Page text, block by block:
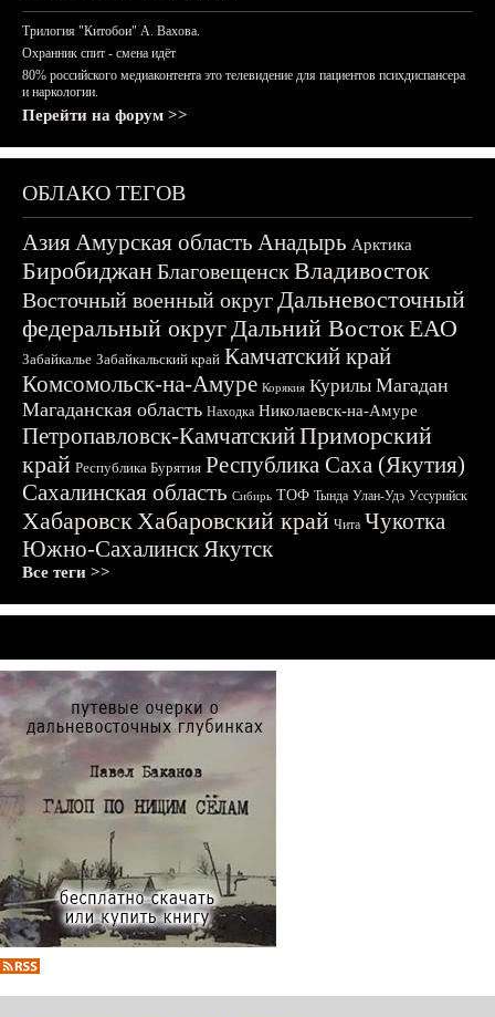
Трилогия "Китобои" А. Вахова.
Охранник спит - смена идёт
80% российского медиаконтента это телевидение для пациентов психдиспансера
и наркологии.
Перейти на форум >>
ОБЛАКО ТЕГОВ
АзияАмурская область Анадырь Арктика
БиробиджанБлаговещенскВладивосток
Восточный военный округДальневосточный
федеральный округДальний ВостокЕАО
Забайкалье Забайкальский край Камчатский край
Комсомольск-на-Амуре Корякия Курилы Магадан
Магаданская область Находка Николаевск-на-Амуре
Петропавловск-КамчатскийПриморский
край Республика Бурятия Республика Саха (Якутия)
Сахалинская область Сибирь ТОФ Тында Улан-Удэ Уссурийск
ХабаровскХабаровский край Чита Чукотка
Южно-СахалинскЯкутск
Все теги >>